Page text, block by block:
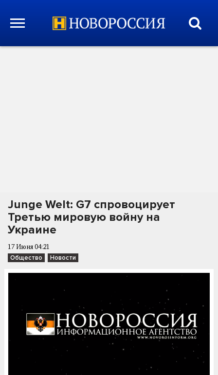
Junge Welt: G7 спровоцирует
Третью мировую войну на
Украине
17 Июня 04:21
Общество Новости